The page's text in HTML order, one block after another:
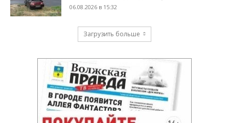
06.08.2026 в 15:32
Загрузить больше